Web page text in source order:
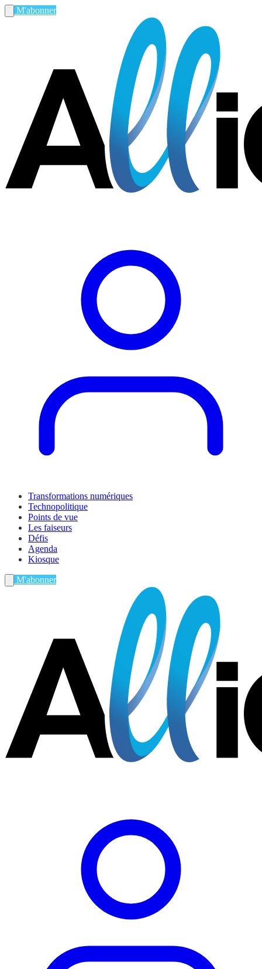
M'abonner
Transformations numériques
Technopolitique
Points de vue
Les faiseurs
Défis
Agenda
Kiosque
M'abonner